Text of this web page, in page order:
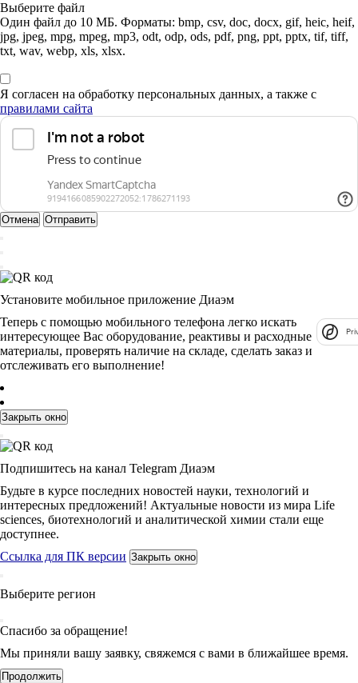
Выберите файл
Один файл до 10 МБ. Форматы: bmp, csv, doc, docx, gif, heic, heif,
jpg, jpeg, mpg, mpeg, mp3, odt, odp, ods, pdf, png, ppt, pptx, tif, tiff,
txt, wav, webp, xls, xlsx.
Я согласен на обработку персональных данных, а также с
правилами сайта
Отмена Отправить
Установите мобильное приложение Диаэм
Теперь с помощью мобильного телефона легко искать
интересующее Вас оборудование, реактивы и расходные
материалы, проверять наличие на складе, сделать заказ и
отслеживать его выполнение!
Закрыть окно
Подпишитесь на канал Telegram Диаэм
Будьте в курсе последних новостей науки, технологий и
интересных предложений! Актуальные новости из мира Life
sciences, биотехнологий и аналитической химии стали еще
доступнее.
Ссылка для ПК версии Закрыть окно
Выберите регион
Спасибо за обращение!
Мы приняли вашу заявку, свяжемся с вами в ближайшее время.
Продолжить